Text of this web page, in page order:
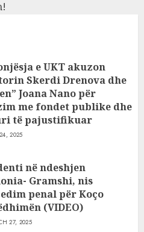
e UKT akuzon
Skerdi Drenova dhe
Joana Nano për
me fondet publike dhe
të pajustifikuar
2025
në ndeshjen
Gramshi, nis
penal për Koço
(VIDEO)
27, 2025